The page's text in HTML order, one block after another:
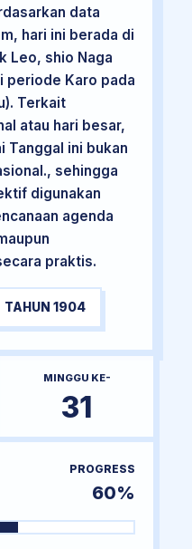
data
hari ini berada di
Leo, shio Naga
periode Karo pada
Terkait
atau hari besar,
Tanggal ini bukan
sehingga
digunakan
agenda
praktis.
TAHUN 1904
MINGGU KE-
31
PROGRESS
60%